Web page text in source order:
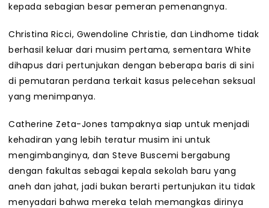
kepada sebagian besar pemeran pemenangnya.
Christina Ricci, Gwendoline Christie, dan Lindhome tidak
berhasil keluar dari musim pertama, sementara White
dihapus dari pertunjukan dengan beberapa baris di sini
di pemutaran perdana terkait kasus pelecehan seksual
yang menimpanya.
Catherine Zeta-Jones tampaknya siap untuk menjadi
kehadiran yang lebih teratur musim ini untuk
mengimbanginya, dan Steve Buscemi bergabung
dengan fakultas sebagai kepala sekolah baru yang
aneh dan jahat, jadi bukan berarti pertunjukan itu tidak
menyadari bahwa mereka telah memangkas dirinya